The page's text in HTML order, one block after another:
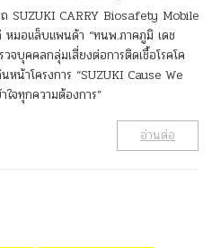
SUZUKI CARRY Biosafety Mobile
มอแล็บแพนด้า “ทนพ.ภาคภูมิ เดช
จบุคคลกลุ่มเสี่ยงต่อการติดเชื้อโรคโค
น้าโครงการ “SUZUKI Cause We
ใจทุกความต้องการ”
อ่านต่อ